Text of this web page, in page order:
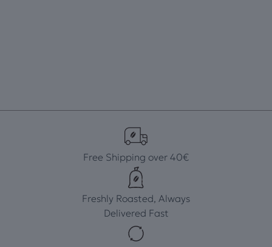
Free Shipping over 40€
Freshly Roasted, Always
Delivered Fast